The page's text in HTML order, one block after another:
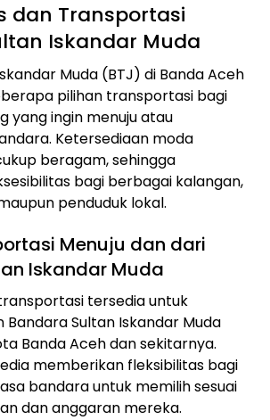
dan Transportasi
Iskandar Muda
Muda (BTJ) di Banda Aceh
pilihan transportasi bagi
yang ingin menuju atau
Ketersediaan moda
beragam, sehingga
bagi berbagai kalangan,
penduduk lokal.
Menuju dan dari
Iskandar Muda
tersedia untuk
Bandara Sultan Iskandar Muda
Banda Aceh dan sekitarnya.
memberikan fleksibilitas bagi
bandara untuk memilih sesuai
dan anggaran mereka.